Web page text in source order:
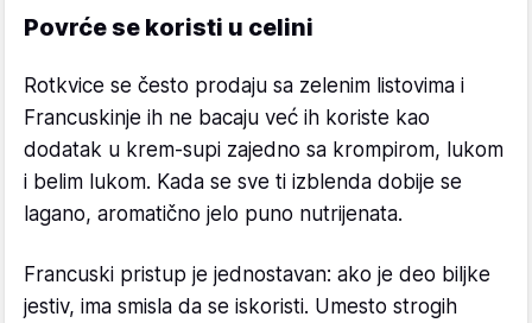
Povrće se koristi u celini
Rotkvice se često prodaju sa zelenim listovima i
Francuskinje ih ne bacaju već ih koriste kao
dodatak u krem-supi zajedno sa krompirom, lukom
i belim lukom. Kada se sve ti izblenda dobije se
lagano, aromatično jelo puno nutrijenata.
Francuski pristup je jednostavan: ako je deo biljke
jestiv, ima smisla da se iskoristi. Umesto strogih